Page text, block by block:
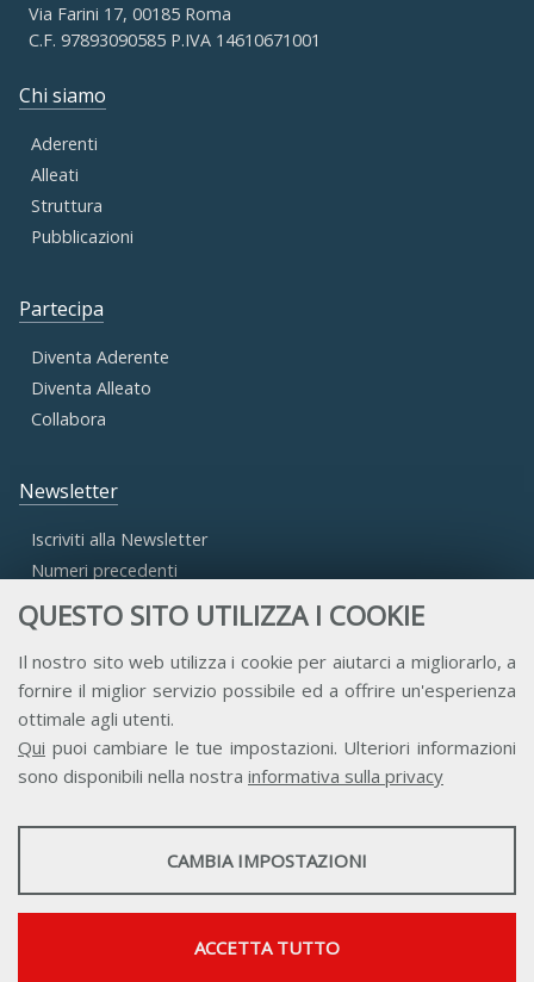
QUESTO SITO UTILIZZA I COOKIE
Il nostro sito web utilizza i cookie per aiutarci a migliorarlo, a
fornire il miglior servizio possibile ed a offrire un'esperienza
ottimale agli utenti.
Qui puoi cambiare le tue impostazioni. Ulteriori informazioni
sono disponibili nella nostra informativa sulla privacy
STATISTICHE
Mostra maggiori informazioni
CAMBIA IMPOSTAZIONI
ACCETTA TUTTO
Via Farini 17, 00185 Roma
C.F. 97893090585 P.IVA 14610671001
Chi siamo
Aderenti
Alleati
Struttura
Pubblicazioni
Partecipa
Diventa Aderente
Diventa Alleato
Collabora
Newsletter
Iscriviti alla Newsletter
Numeri precedenti
Accesso Aderenti
Accesso Consulta
Accesso Team
Contatti Privacy Trasparenza Credits